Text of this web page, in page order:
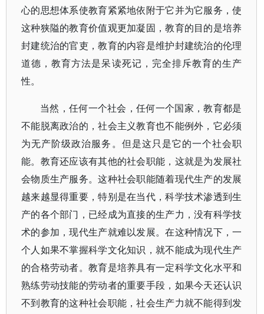
心的思想体系使教育紧紧地依附于它并为它服务，使
这种狭隘的教育价值观更加凝固，教育的目的是培养
封建统治的官吏，教育的内容是维护封建统治的伦理
道德，教育方法是呆读死记，完全排斥教育的生产
性。
当然，任何一个社会，任何一个国家，教育都是
不能脱离政治的，社会主义教育也不能例外，它必须
为无产阶级政治服务。但是这只是它的一个社会职
能。教育还应该有其他的社会职能，这就是为发展社
会物质生产服务。这种社会职能随着现代生产的发展
越来越显得重要，特别是在当代，科学技术渗透到生
产的各个部门，已经成为直接的生产力，没有科学技
术的参加，现代生产就难以发展。在这种情况下，一
个人如果不掌握科学文化知识，就不能成为现代生产
的合格劳动者。教育是培养具有一定科学文化水平和
熟练劳动技能的劳动者的重要手段，如果今天还认识
不到教育的这种社会职能，社会生产力就不能得到发